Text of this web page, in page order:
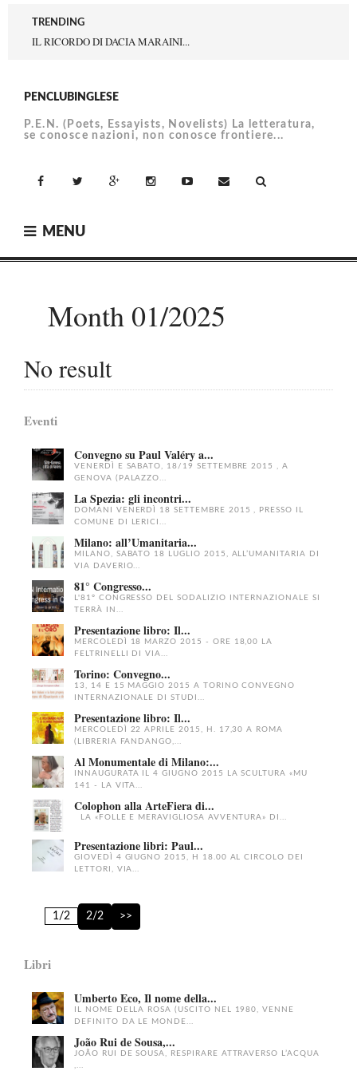
content
TRENDING
IL RICORDO DI DACIA MARAINI...
PENCLUBINGLESE
P.E.N. (Poets, Essayists, Novelists) La letteratura,
se conosce nazioni, non conosce frontiere...
Twitter Google+ Email
MENU
Month 01/2025
No result
Eventi
Convegno su Paul Valéry a...
VENERDÌ E SABATO, 18/19 SETTEMBRE 2015 , A
GENOVA (PALAZZO...
La Spezia: gli incontri...
DOMANI VENERDÌ 18 SETTEMBRE 2015 , PRESSO IL
COMUNE DI LERICI...
Milano: all’Umanitaria...
MILANO, SABATO 18 LUGLIO 2015, ALL’UMANITARIA DI
VIA DAVERIO...
81° Congresso...
L'81° CONGRESSO DEL SODALIZIO INTERNAZIONALE SI
TERRÀ IN...
Presentazione libro: Il...
MERCOLEDÌ 18 MARZO 2015 - ORE 18,00 LA
FELTRINELLI DI VIA...
Torino: Convegno...
13, 14 E 15 MAGGIO 2015 A TORINO CONVEGNO
INTERNAZIONALE DI STUDI...
Presentazione libro: Il...
MERCOLEDÌ 22 APRILE 2015, H. 17,30 A ROMA
(LIBRERIA FANDANGO,...
Al Monumentale di Milano:...
INNAUGURATA IL 4 GIUGNO 2015 LA SCULTURA «MU
141 - LA VITA...
Colophon alla ArteFiera di...
LA «FOLLE E MERAVIGLIOSA AVVENTURA» DI...
Presentazione libri: Paul...
GIOVEDÌ 4 GIUGNO 2015, H 18.00 AL CIRCOLO DEI
LETTORI, VIA...
1/2 2/2 >>
Libri
Umberto Eco, Il nome della...
IL NOME DELLA ROSA (USCITO NEL 1980, VENNE
DEFINITO DA LE MONDE...
João Rui de Sousa,...
JOÃO RUI DE SOUSA, RESPIRARE ATTRAVERSO L’ACQUA
,...